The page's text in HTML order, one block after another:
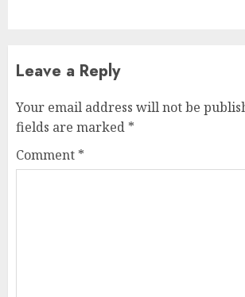
Leave a Reply
Your email address will not be
fields are marked *
Comment *